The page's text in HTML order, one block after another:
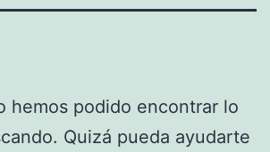
hemos podido encontrar lo
Quizá pueda ayudarte